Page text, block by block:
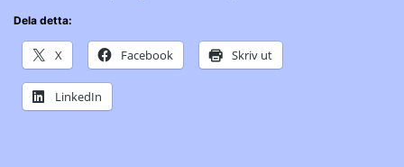
Dela detta:
X Facebook Skriv ut
LinkedIn